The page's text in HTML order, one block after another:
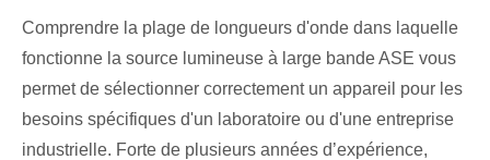
Comprendre la plage de longueurs d'onde dans laquelle
fonctionne la source lumineuse à large bande ASE vous
permet de sélectionner correctement un appareil pour les
besoins spécifiques d'un laboratoire ou d'une entreprise
industrielle. Forte de plusieurs années d’expérience,